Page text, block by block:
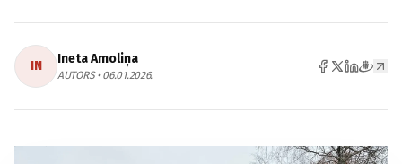
IN Ineta Amoliņa
AUTORS • 06.01.2026.